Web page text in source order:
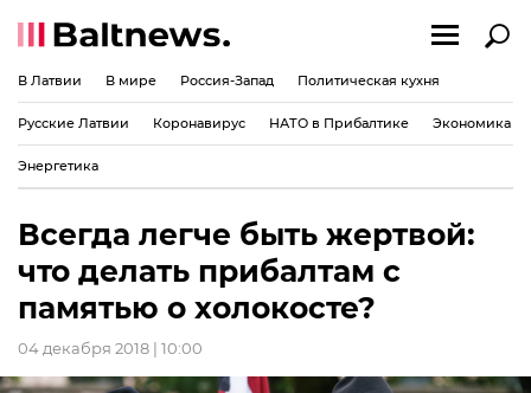
В Латвии В мире Россия-Запад Политическая кухня
Русские Латвии Коронавирус НАТО в Прибалтике Экономика
Энергетика
Всегда легче быть жертвой:
что делать прибалтам с
памятью о холокосте?
04 декабря 2018 | 10:00